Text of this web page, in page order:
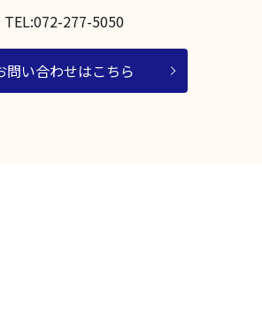
TEL:072-277-5050
問い合わせはこちら